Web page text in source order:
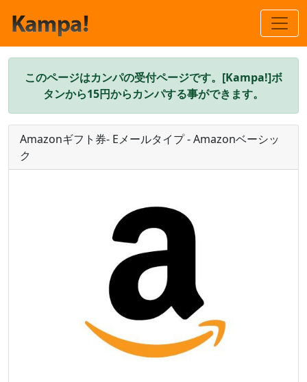
このページはカンパの受付ページです。[Kampa!]ボ
タンから15円からカンパする事ができます。
Amazonギフト券- Eメールタイプ - Amazonベーシッ
ク